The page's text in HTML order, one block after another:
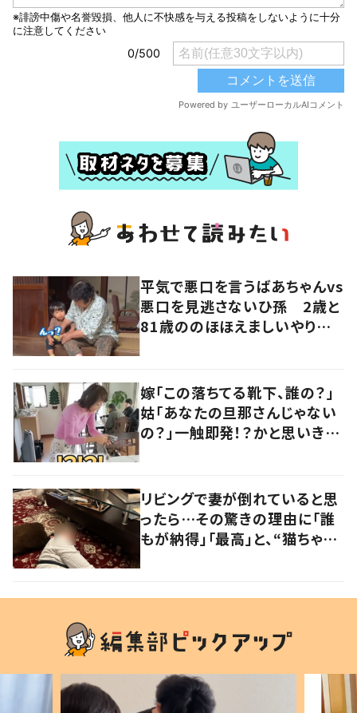
平気で悪口を言うばあちゃんvs
悪口を見逃さないひ孫 2歳と
81歳ののほほえましいやり取り
嫁「この落ちてる靴下、誰の？」
姑「あなたの旦那さんじゃない
の？」一触即発！？かと思いき
リビングで妻が倒れていると思
ったら…その驚きの理由に「誰
もが納得」「最高」と、“猫ちゃん